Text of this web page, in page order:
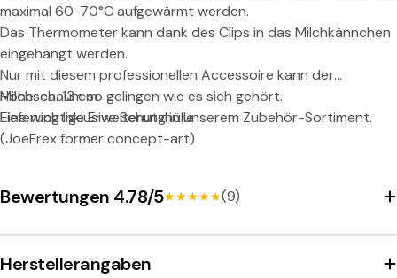
Teilen Sie dieses Produkt
Teilen:
maximal 60-70°C aufgewärmt werden.
Das Thermometer kann dank des Clips in das Milchkännchen
eingehängt werden.
Nur mit diesem professionellen Accessoire kann der
Milchschaum so gelingen wie es sich gehört.
Eine wichtige Erweiterung in unserem Zubehör-Sortiment.
Höhe: ca. 13 cm
Lieferung Inklusive Schutzhülle
(JoeFrex former concept-art)
Bewertungen 4.78/5★★★★★
★★★★★(9)
Herstellerangaben